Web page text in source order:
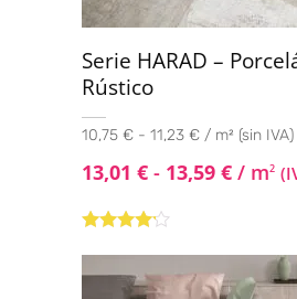
Serie HARAD –
Rústico
10,75 € - 11,23 € / m² (sin IVA)
13,01 € - 13,59 € / m2
de 5